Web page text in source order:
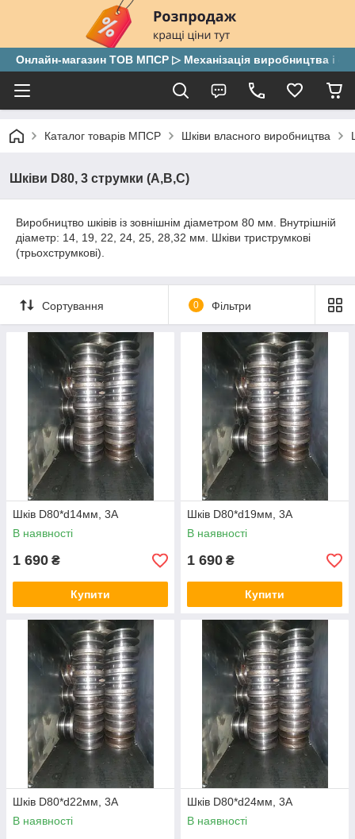
Онлайн-магазин ТОВ МПСР ▷ Механізація виробництва і
Каталог товарів МПСР Шківи власного виробництва
Шківи D80, 3 струмки (А,В,С)
Виробництво шківів із зовнішнім діаметром 80 мм. Внутрішній
діаметр: 14, 19, 22, 24, 25, 28,32 мм. Шківи триструмкові
(трьохструмкові).
Сортування 0 Фільтри
Шків D80*d14мм, 3А
В наявності
1 690 ₴
Купити
Шків D80*d19мм, 3А
В наявності
1 690 ₴
Купити
Шків D80*d22мм, 3А
В наявності
Шків D80*d24мм, 3А
В наявності